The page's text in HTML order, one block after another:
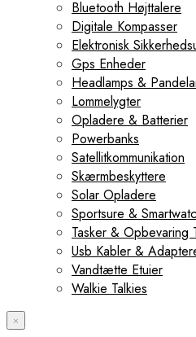
Bluetooth Højttalere
Digitale Kompasser
Elektronisk
Gps Enheder
Headlamps &
Lommelygter
Opladere & Batterier
Powerbanks
Satellitkommunikation
Skærmbeskyttere
Solar Opladere
Sportsure &
Tasker & Opbevaring
Usb Kabler &
Vandtætte Etuier
Walkie Talkies
×